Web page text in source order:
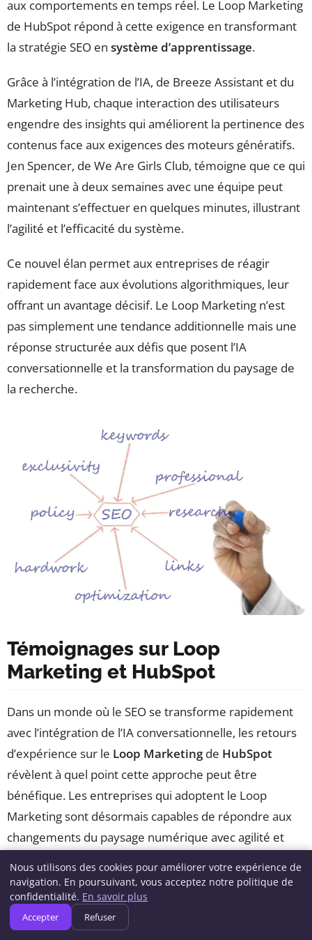
aux comportements en temps réel. Le Loop Marketing
de HubSpot répond à cette exigence en transformant
la stratégie SEO en système d’apprentissage.
Grâce à l’intégration de l’IA, de Breeze Assistant et du
Marketing Hub, chaque interaction des utilisateurs
engendre des insights qui améliorent la pertinence des
contenus face aux exigences des moteurs génératifs.
Jen Spencer, de We Are Girls Club, témoigne que ce qui
prenait une à deux semaines avec une équipe peut
maintenant s’effectuer en quelques minutes, illustrant
l’agilité et l’efficacité du système.
Ce nouvel élan permet aux entreprises de réagir
rapidement face aux évolutions algorithmiques, leur
offrant un avantage décisif. Le Loop Marketing n’est
pas simplement une tendance additionnelle mais une
réponse structurée aux défis que posent l’IA
conversationnelle et la transformation du paysage de
la recherche.
Témoignages sur Loop
Marketing et HubSpot
Dans un monde où le SEO se transforme rapidement
avec l’intégration de l’IA conversationnelle, les retours
d’expérience sur le Loop Marketingde HubSpot
révèlent à quel point cette approche peut être
bénéfique. Les entreprises qui adoptent le Loop
Marketing sont désormais capables de répondre aux
changements du paysage numérique avec agilité et
Catherine, responsable marketing d’une entreprise de
e-commerce, témoigne : «
totalement changé notre façon de travailler. Grâce à
Nous utilisons des cookies pour améliorer votre expérience de
navigation. En poursuivant, vous acceptez notre politique de
confidentialité. En savoir plus
Accepter Refuser